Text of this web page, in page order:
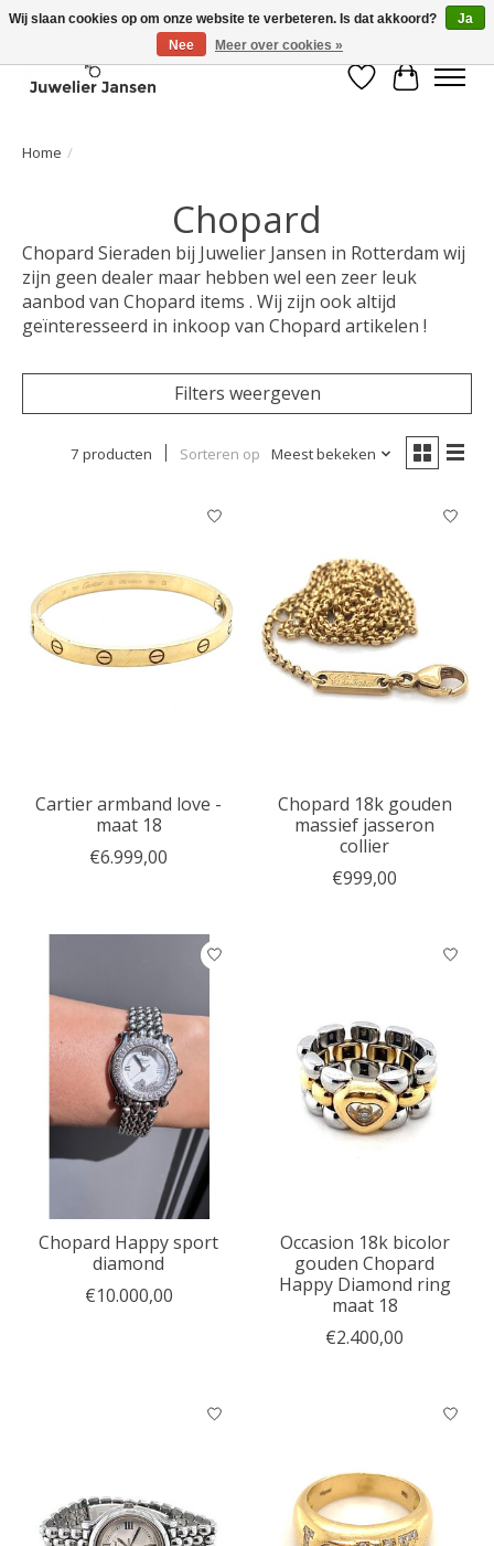
Verlanglijst
Home /
Chopard
Chopard Sieraden bij Juwelier Jansen in Rotterdam wij
zijn geen dealer maar hebben wel een zeer leuk
aanbod van Chopard items . Wij zijn ook altijd
geïnteresseerd in inkoop van Chopard artikelen !
Filters weergeven
7 producten Sorteren op Meest bekeken
Cartier armband love -
maat 18
€6.999,00
Chopard 18k gouden
massief jasseron
collier
€999,00
Chopard Happy sport
diamond
€10.000,00
Occasion 18k bicolor
gouden Chopard
Happy Diamond ring
maat 18
€2.400,00
Wij slaan cookies op om onze website te verbeteren. Is dat akkoord?
Ja
Nee
Meer over cookies »